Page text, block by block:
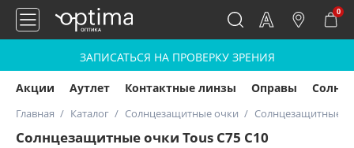
0
ЗАПИСАТЬСЯ НА ПРОВЕРКУ ЗРЕНИЯ
Акции Аутлет Контактные линзы Оправы
Главная Каталог Солнцезащитные очки Солнцезащитные
Солнцезащитные очки Tous C75 C10